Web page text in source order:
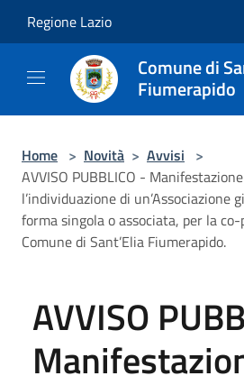
Regione Lazio
Comune di
Fiumerapido
Home > Novità > Avvisi >
AVVISO PUBBLICO -
l’individuazione di un’Associazione
forma singola o associata, per la
Comune di Sant’Elia Fiumerapido.
AVVISO